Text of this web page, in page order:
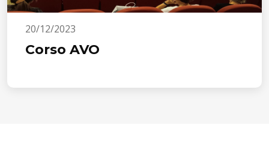
20/12/2023
Corso AVO